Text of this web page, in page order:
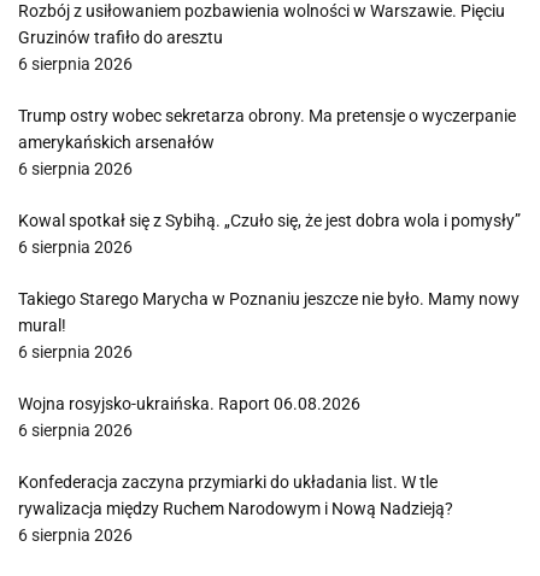
Rozbój z usiłowaniem pozbawienia wolności w Warszawie. Pięciu
Gruzinów trafiło do aresztu
6 sierpnia 2026
Trump ostry wobec sekretarza obrony. Ma pretensje o wyczerpanie
amerykańskich arsenałów
6 sierpnia 2026
Kowal spotkał się z Sybihą. „Czuło się, że jest dobra wola i pomysły”
6 sierpnia 2026
Takiego Starego Marycha w Poznaniu jeszcze nie było. Mamy nowy
mural!
6 sierpnia 2026
Wojna rosyjsko-ukraińska. Raport 06.08.2026
6 sierpnia 2026
Konfederacja zaczyna przymiarki do układania list. W tle
rywalizacja między Ruchem Narodowym i Nową Nadzieją?
6 sierpnia 2026